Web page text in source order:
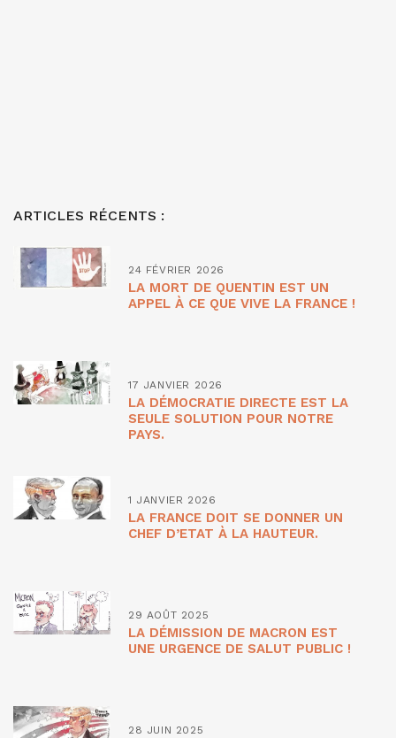
ARTICLES RÉCENTS :
24 FÉVRIER 2026
LA MORT DE QUENTIN EST UN
APPEL À CE QUE VIVE LA FRANCE !
17 JANVIER 2026
LA DÉMOCRATIE DIRECTE EST LA
SEULE SOLUTION POUR NOTRE
PAYS.
1 JANVIER 2026
LA FRANCE DOIT SE DONNER UN
CHEF D’ETAT À LA HAUTEUR.
29 AOÛT 2025
LA DÉMISSION DE MACRON EST
UNE URGENCE DE SALUT PUBLIC !
28 JUIN 2025